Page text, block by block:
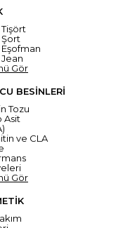
Gör
BESİNLERİ
Tozu
Asit
ve CLA
Gör